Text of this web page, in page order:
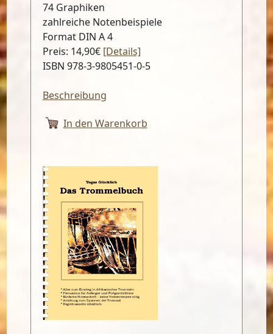
74 Graphiken
zahlreiche Notenbeispiele
Format DIN A 4
Preis: 14,90€ [Details]
ISBN 978-3-9805451-0-5
Beschreibung
In den Warenkorb